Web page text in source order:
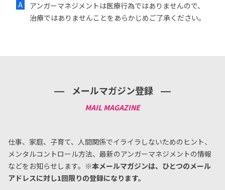
アンガーマネジメントは医療行為ではありませんので、
治療ではありませんことをあらかじめご了承ください。
メールマガジン登録
仕事、家庭、子育て、人間関係でイライラしないためのヒント、
メンタルコントロール方法、 最新のアンガーマネジメントの情報
などをお知らせします。 ※本メールマガジンは、ひとつのメール
アドレスに対し1回限りの登録になります。